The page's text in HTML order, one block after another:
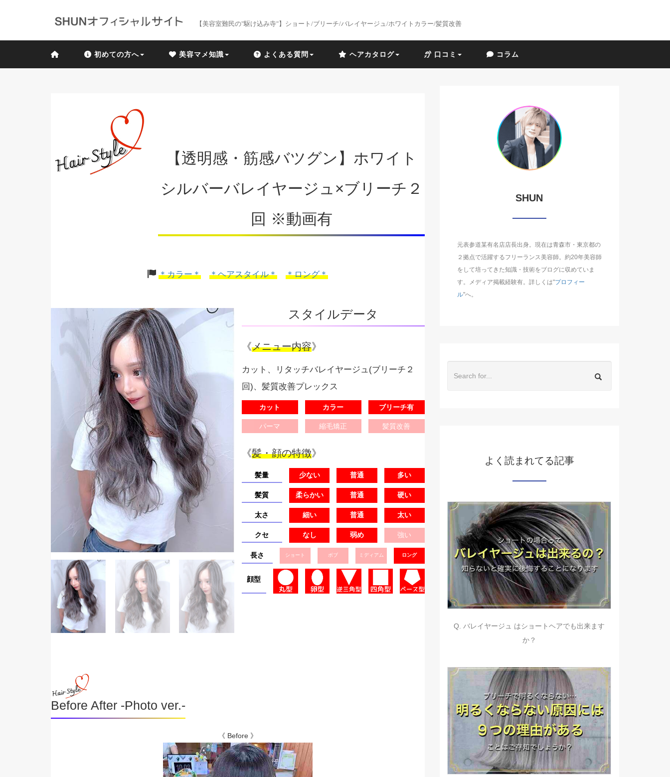
【美容室難民の"駆け込み寺"】ショート/ブリーチ/バレイヤージュ/ホワイトカラー/髪質改善
初めての方へ 美容マメ知識 よくある質問 ヘアカタログ 口コミ コラム
【透明感・筋感バツグン】ホワイト
シルバーバレイヤージュ×ブリーチ２
回 ※動画有
＊カラー＊ ＊ヘアスタイル＊ ＊ロング＊
スタイルデータ
《メニュー内容》
カット、リタッチバレイヤージュ(ブリーチ２
回)、髪質改善プレックス
カット カラー ブリーチ有
パーマ 縮毛矯正 髪質改善
《髪・顔の特徴》
髪量 少ない 普通 多い
髪質 柔らかい 普通 硬い
太さ 細い 普通 太い
クセ なし 弱め 強い
長さ ショート ボブ ミディアム ロング
顔型
Before After -Photo ver.-
《 Before 》
SHUN
元表参道某有名店店長出身。現在は青森市・東京都の
２拠点で活躍するフリーランス美容師。約20年美容師
をして培ってきた知識・技術をブログに収めていま
す。メディア掲載経験有。詳しくは"プロフィー
ル"へ。
よく読まれてる記事
Q. バレイヤージュ はショートヘアでも出来ます
か？